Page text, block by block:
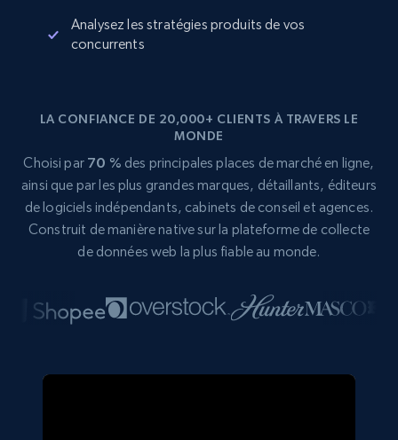
Analysez les stratégies produits de vos
concurrents
LA CONFIANCE DE 20,000+ CLIENTS À TRAVERS LE
MONDE
Choisi par 70 % des principales places de marché en ligne,
ainsi que par les plus grandes marques, détaillants, éditeurs
de logiciels indépendants, cabinets de conseil et agences.
Construit de manière native sur la plateforme de collecte
de données web la plus fiable au monde.